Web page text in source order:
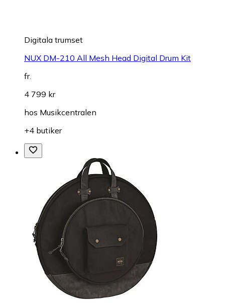
Digitala trumset
NUX DM-210 All Mesh Head Digital Drum Kit
fr.
4 799 kr
hos Musikcentralen
+4 butiker